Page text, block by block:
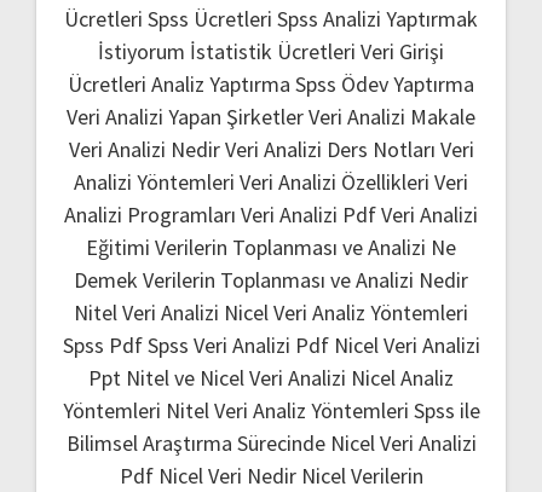
Ücretleri Spss Ücretleri Spss Analizi Yaptırmak
İstiyorum İstatistik Ücretleri Veri Girişi
Ücretleri Analiz Yaptırma Spss Ödev Yaptırma
Veri Analizi Yapan ŞirketlerVeri Analizi Makale
Veri Analizi NedirVeri Analizi Ders Notları Veri
Analizi Yöntemleri Veri Analizi Özellikleri Veri
Analizi Programları Veri Analizi PdfVeri Analizi
Eğitimi Verilerin Toplanması ve Analizi Ne
Demek Verilerin Toplanması ve Analizi Nedir
Nitel Veri Analizi Nicel Veri Analiz Yöntemleri
Spss PdfSpss Veri Analizi Pdf Nicel Veri Analizi
Ppt Nitel ve Nicel Veri Analizi Nicel Analiz
Yöntemleri Nitel Veri Analiz Yöntemleri Spss ile
Bilimsel Araştırma Sürecinde Nicel Veri Analizi
Pdf Nicel Veri Nedir Nicel Verilerin